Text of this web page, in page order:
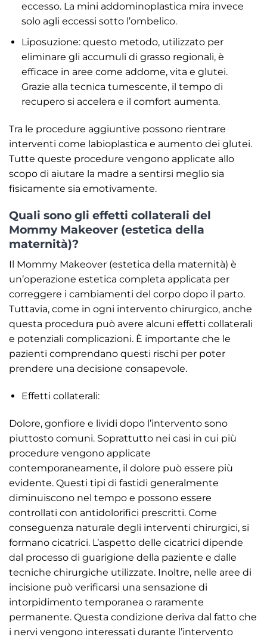
eccesso. La mini addominoplastica mira invece
solo agli eccessi sotto l’ombelico.
Liposuzione: questo metodo, utilizzato per
eliminare gli accumuli di grasso regionali, è
efficace in aree come addome, vita e glutei.
Grazie alla tecnica tumescente, il tempo di
recupero si accelera e il comfort aumenta.
Tra le procedure aggiuntive possono rientrare
interventi come labioplastica e aumento dei glutei.
Tutte queste procedure vengono applicate allo
scopo di aiutare la madre a sentirsi meglio sia
fisicamente sia emotivamente.
Quali sono gli effetti collaterali del
Mommy Makeover (estetica della
maternità)?
Il Mommy Makeover (estetica della maternità) è
un’operazione estetica completa applicata per
correggere i cambiamenti del corpo dopo il parto.
Tuttavia, come in ogni intervento chirurgico, anche
questa procedura può avere alcuni effetti collaterali
e potenziali complicazioni. È importante che le
pazienti comprendano questi rischi per poter
prendere una decisione consapevole.
Effetti collaterali:
Dolore, gonfiore e lividi dopo l’intervento sono
piuttosto comuni. Soprattutto nei casi in cui più
procedure vengono applicate
contemporaneamente, il dolore può essere più
evidente. Questi tipi di fastidi generalmente
diminuiscono nel tempo e possono essere
controllati con antidolorifici prescritti. Come
conseguenza naturale degli interventi chirurgici, si
formano cicatrici. L’aspetto delle cicatrici dipende
dal processo di guarigione della paziente e dalle
tecniche chirurgiche utilizzate. Inoltre, nelle aree di
incisione può verificarsi una sensazione di
intorpidimento temporanea o raramente
permanente. Questa condizione deriva dal fatto che
i nervi vengono interessati durante l’intervento